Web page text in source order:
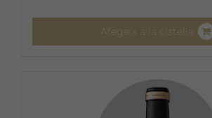
Afegeix a la cistella